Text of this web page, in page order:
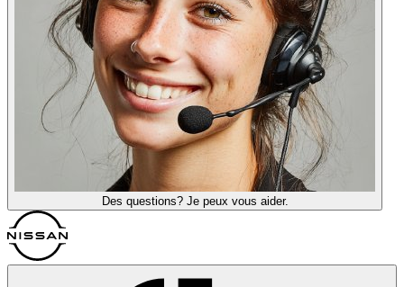
Des questions? Je peux vous aider.